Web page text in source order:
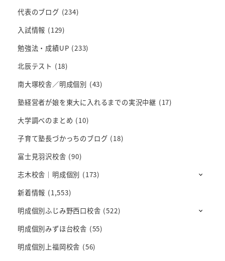
代表のブログ (234)
入試情報 (129)
勉強法・成績UP (233)
北辰テスト (18)
南大塚校舎／明成個別 (43)
塾経営者が娘を東大に入れるまでの実況中継 (17)
大学調べのまとめ (10)
子育て塾長づかっちのブログ (18)
富士見羽沢校舎 (90)
志木校舎｜明成個別 (173)
新着情報 (1,553)
明成個別ふじみ野西口校舎 (522)
明成個別みずほ台校舎 (55)
明成個別上福岡校舎 (56)